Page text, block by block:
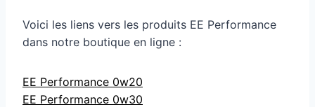
Voici les liens vers les produits EE Performance
dans notre boutique en ligne :
EE Performance 0w20
EE Performance 0w30